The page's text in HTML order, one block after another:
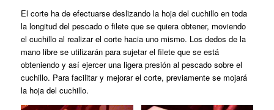
El corte ha de efectuarse deslizando la hoja del cuchillo en toda
la longitud del pescado o filete que se quiera obtener, moviendo
el cuchillo al realizar el corte hacia uno mismo. Los dedos de la
mano libre se utilizarán para sujetar el filete que se está
obteniendo y así ejercer una ligera presión al pescado sobre el
cuchillo. Para facilitar y mejorar el corte, previamente se mojará
la hoja del cuchillo.